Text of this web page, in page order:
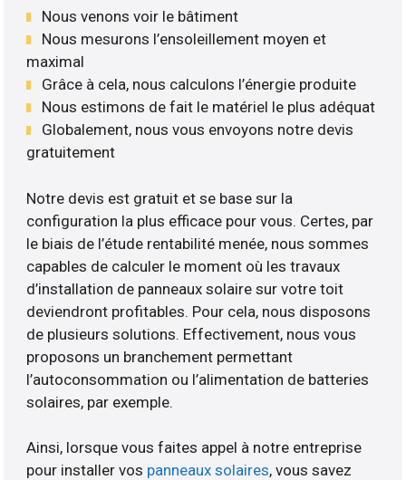
Nous venons voir le bâtiment
Nous mesurons l’ensoleillement moyen et
maximal
Grâce à cela, nous calculons l’énergie produite
Nous estimons de fait le matériel le plus adéquat
Globalement, nous vous envoyons notre devis
gratuitement
Notre devis est gratuit et se base sur la
configuration la plus efficace pour vous. Certes, par
le biais de l’étude rentabilité menée, nous sommes
capables de calculer le moment où les travaux
d’installation de panneaux solaire sur votre toit
deviendront profitables. Pour cela, nous disposons
de plusieurs solutions. Effectivement, nous vous
proposons un branchement permettant
l’autoconsommation ou l’alimentation de batteries
solaires, par exemple.
Ainsi, lorsque vous faites appel à notre entreprise
pour installer vos panneaux solaires, vous savez